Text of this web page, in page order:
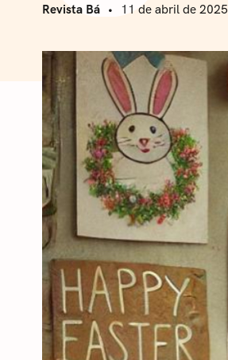
Revista Bá 11 de abril de 2025